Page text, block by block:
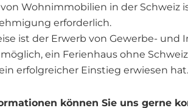
Wohnimmobilien in der Schweiz
erforderlich.
ist der Erwerb von Gewerbe-
ein Ferienhaus ohne
erfolgreicher Einstieg erwiesen hat.
können Sie uns gerne